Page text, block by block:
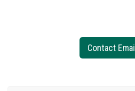
Contact Email